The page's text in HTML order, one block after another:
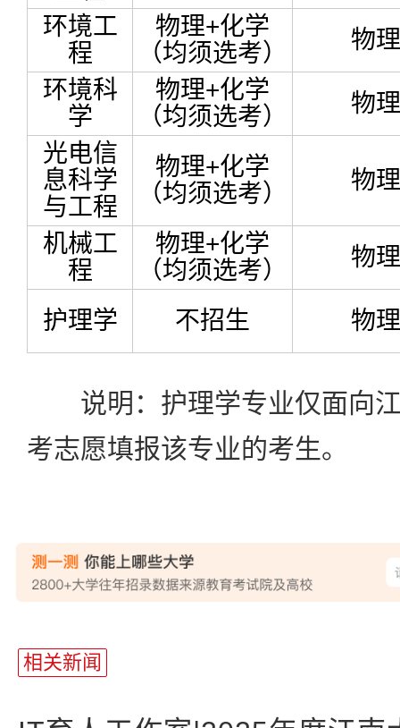
环境工
程
物理+化学
（均须选考）
物理
环境科
学
物理+化学
（均须选考）
物理
光电信
息科学
与工程
物理+化学
（均须选考）
物理
机械工
程
物理+化学
（均须选考）
物理
护理学 不招生 物理
说明：护理学专业仅面向江
考志愿填报该专业的考生。
相关新闻